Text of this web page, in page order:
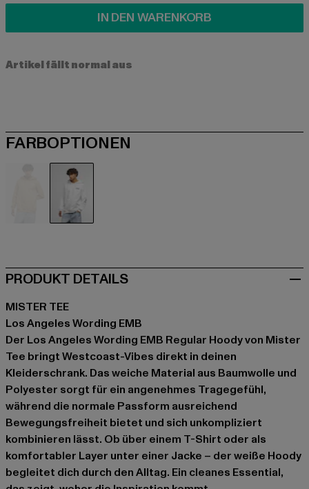
IN DEN WARENKORB
Artikel fällt normal aus
FARBOPTIONEN
PRODUKT DETAILS
MISTER TEE
Los Angeles Wording EMB
Der Los Angeles Wording EMB Regular Hoody von Mister
Tee bringt Westcoast-Vibes direkt in deinen
Kleiderschrank. Das weiche Material aus Baumwolle und
Polyester sorgt für ein angenehmes Tragegefühl,
während die normale Passform ausreichend
Bewegungsfreiheit bietet und sich unkompliziert
kombinieren lässt. Ob über einem T-Shirt oder als
komfortabler Layer unter einer Jacke – der weiße Hoody
begleitet dich durch den Alltag. Ein cleanes Essential,